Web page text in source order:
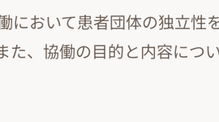
において患者団体の独立性
た、協働の目的と内容につ